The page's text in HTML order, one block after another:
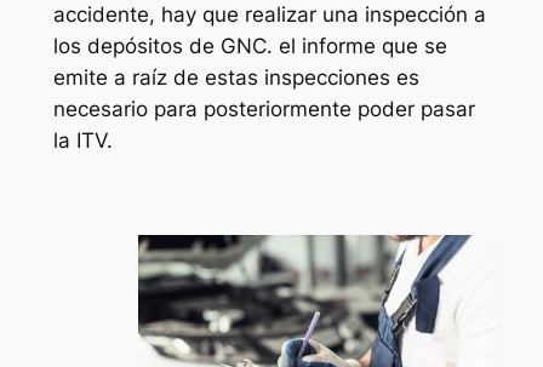
accidente, hay que realizar una inspección a
los depósitos de GNC. el informe que se
emite a raíz de estas inspecciones es
necesario para posteriormente poder pasar
la ITV.